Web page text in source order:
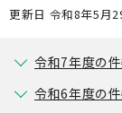
更新日 令和8年5月
令和7年度の
令和6年度の